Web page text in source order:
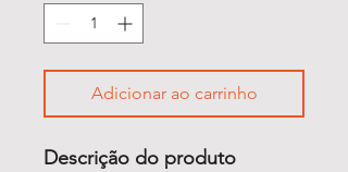
Adicionar ao carrinho
Descrição do produto